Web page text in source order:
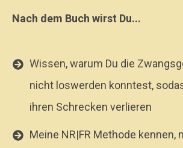
Nach dem Buch wirst Du...
Wissen, warum Du die
nicht loswerden konntest,
ihren Schrecken verlieren
Meine NR|FR Methode kennen,